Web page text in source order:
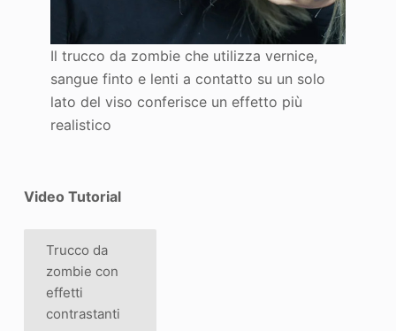
Il trucco da zombie che utilizza vernice,
sangue finto e lenti a contatto su un solo
lato del viso conferisce un effetto più
realistico
Video Tutorial
Trucco da
zombie con
effetti
contrastanti